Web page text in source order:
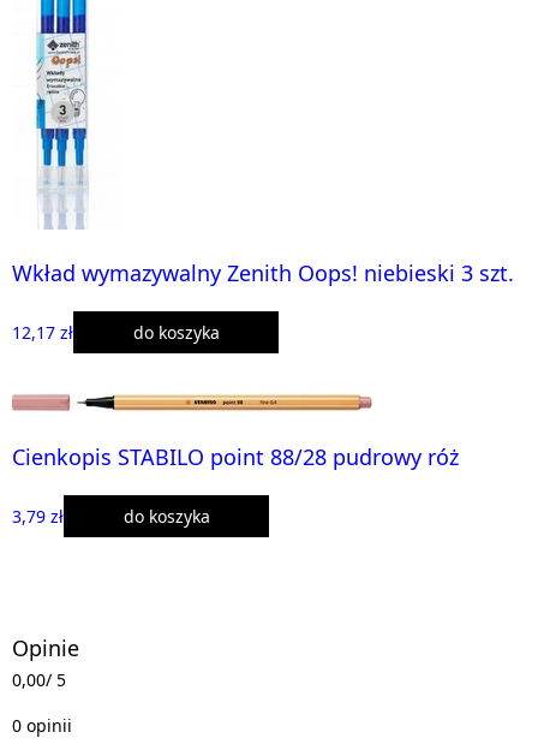
Wkład wymazywalny Zenith Oops! niebieski 3 szt.
12,17 zł do koszyka
Cienkopis STABILO point 88/28 pudrowy róż
3,79 zł do koszyka
Opinie
0,00/ 5
0 opinii